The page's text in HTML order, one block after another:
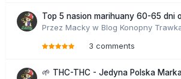
Top 5 nasion marihuany 60-65 dni
Przez Macky w Blog Konopny
3 comments
🌱 THC-THC - Jedyna Polska